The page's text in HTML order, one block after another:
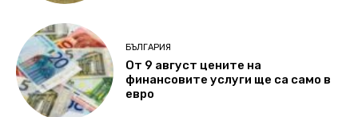
БЪЛГАРИЯ
От 9 август цените на
финансовите услуги ще са само в
евро